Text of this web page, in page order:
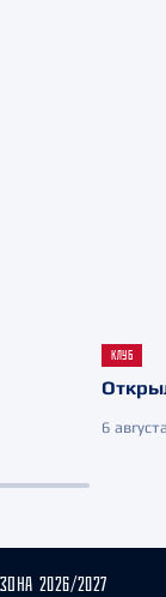
КЛУБ
6
2026/2027